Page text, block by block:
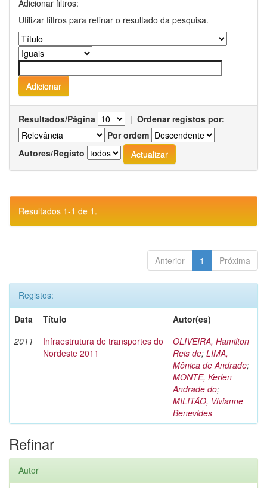
Adicionar filtros:
Utilizar filtros para refinar o resultado da pesquisa.
Resultados/Página | Ordenar registos por:
Por ordem
Autores/Registo
Resultados 1-1 de 1.
Anterior 1 Próxima
Registos:
Data
Título
Autor(es)
2011
Infraestrutura de transportes do
Nordeste 2011
OLIVEIRA, Hamilton
Reis de; LIMA,
Mônica de Andrade;
MONTE, Kerlen
Andrade do;
MILITÃO, Vivianne
Benevides
Refinar
Autor